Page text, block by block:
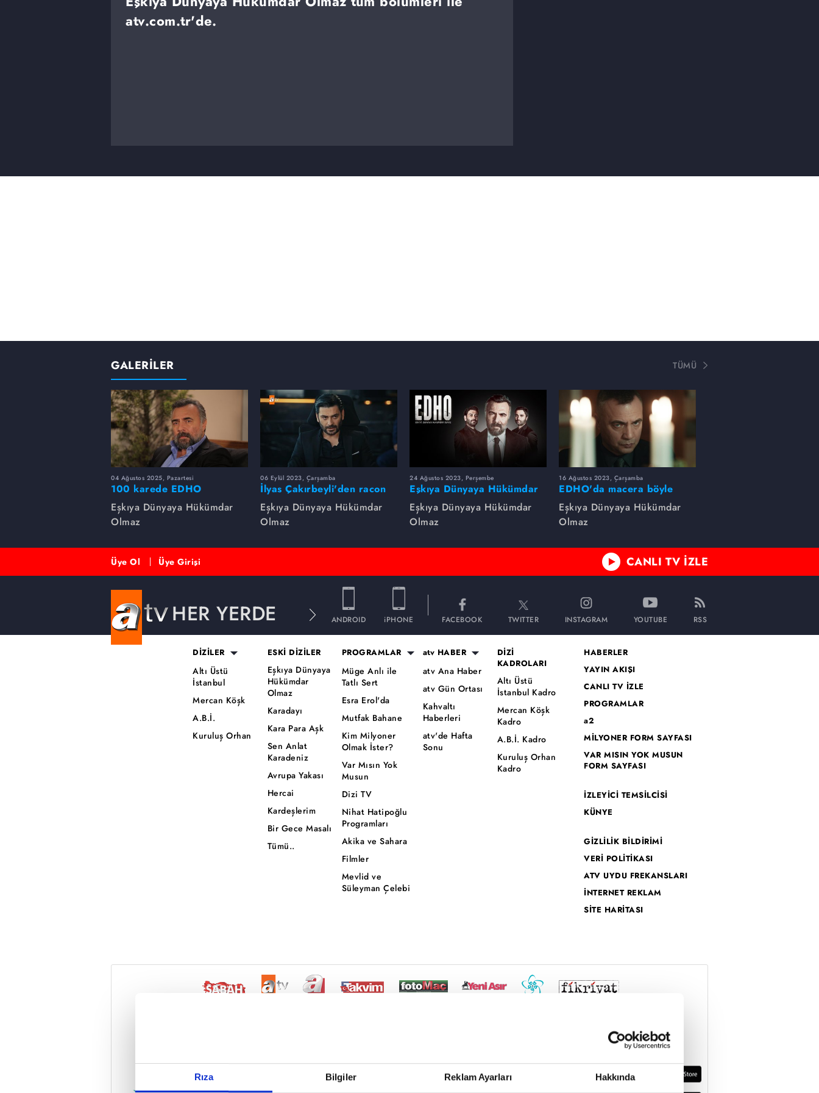
Rıza Bilgiler Reklam Ayarları Hakkında
Reddet
atv.com.tr'de.
GALERİLER TÜMÜ
04 Ağustos 2025, Pazartesi
100 karede EDHO
Eşkıya Dünyaya Hükümdar
Olmaz
06 Eylül 2023, Çarşamba
İlyas Çakırbeyli'den racon
dersleri!
Eşkıya Dünyaya Hükümdar
Olmaz
24 Ağustos 2023, Perşembe
Eşkıya Dünyaya Hükümdar
Olmaz dizsinin en çok
izlenen sahneleri
Eşkıya Dünyaya Hükümdar
Olmaz
16 Ağustos 2023, Çarşamba
EDHO'da macera böyle
başlamıştı...
Eşkıya Dünyaya Hükümdar
Olmaz
Üye Ol Üye Girişi CANLI TV İZLE
HER YERDE ANDROID iPHONE FACEBOOK TWITTER INSTAGRAM YOUTUBE RSS
DİZİLER
Altı Üstü
İstanbul
Mercan Köşk
A.B.İ.
Kuruluş Orhan
ESKİ DİZİLER
Eşkıya Dünyaya
Hükümdar
Olmaz
Karadayı
Kara Para Aşk
Sen Anlat
Karadeniz
Avrupa Yakası
Hercai
Kardeşlerim
Bir Gece Masalı
Tümü..
PROGRAMLAR
Müge Anlı ile
Tatlı Sert
Esra Erol'da
Mutfak Bahane
Kim Milyoner
Olmak İster?
Var Mısın Yok
Musun
Dizi TV
Nihat Hatipoğlu
Programları
Akika ve Sahara
Filmler
Mevlid ve
Süleyman Çelebi
atv HABER
atv Ana Haber
atv Gün Ortası
Kahvaltı
Haberleri
atv'de Hafta
Sonu
DİZİ
KADROLARI
Altı Üstü
İstanbul Kadro
Mercan Köşk
Kadro
A.B.İ. Kadro
Kuruluş Orhan
Kadro
HABERLER
YAYIN AKIŞI
CANLI TV İZLE
PROGRAMLAR
a2
MİLYONER FORM SAYFASI
VAR MISIN YOK MUSUN
FORM SAYFASI
İZLEYİCİ TEMSİLCİSİ
KÜNYE
GİZLİLİK BİLDİRİMİ
VERİ POLİTİKASI
ATV UYDU FREKANSLARI
İNTERNET REKLAM
SİTE HARİTASI